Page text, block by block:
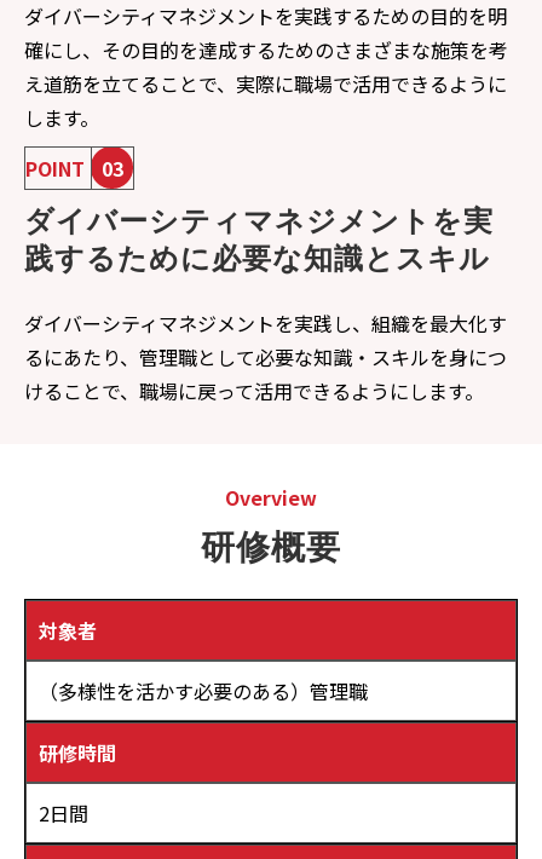
ダイバーシティマネジメントを実践するための目的を明
確にし、その目的を達成するためのさまざまな施策を考
え道筋を立てることで、実際に職場で活用できるように
します。
POINT
03
ダイバーシティマネジメントを実
践するために必要な知識とスキル
ダイバーシティマネジメントを実践し、組織を最大化す
るにあたり、管理職として必要な知識・スキルを身につ
けることで、職場に戻って活用できるようにします。
Overview
研修概要
対象者
（多様性を活かす必要のある）管理職
研修時間
2日間